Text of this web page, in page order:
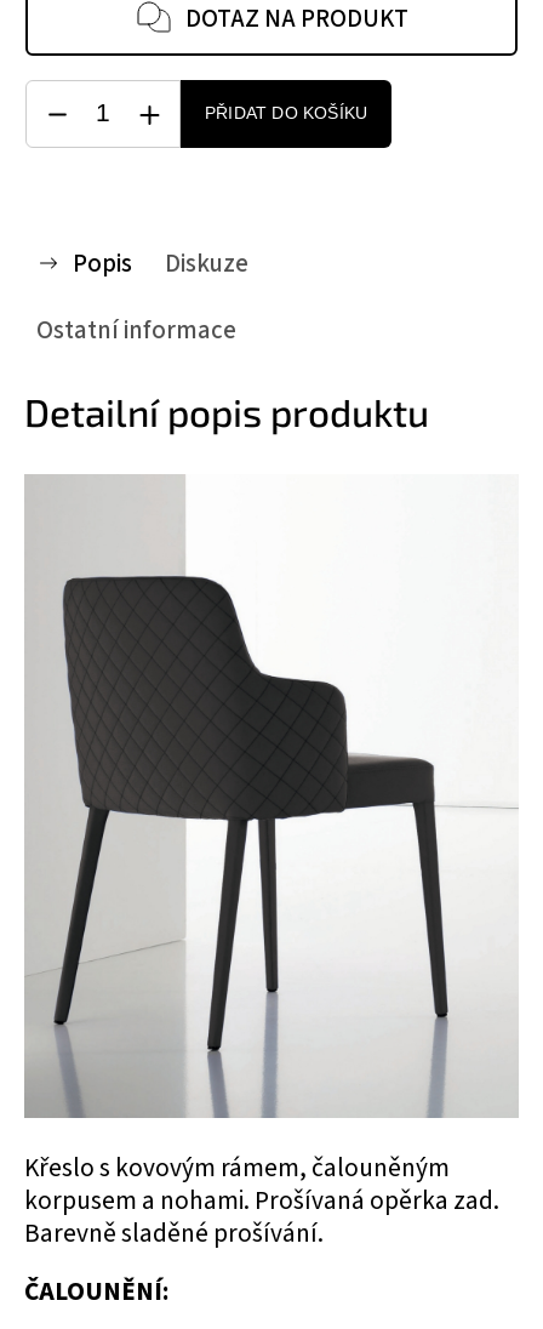
DOTAZ NA PRODUKT
PŘIDAT DO KOŠÍKU
Popis
Diskuze
Ostatní informace
Detailní popis produktu
Křeslo s kovovým rámem, čalouněným
korpusem a nohami. Prošívaná opěrka zad.
Barevně sladěné prošívání.
ČALOUNĚNÍ: